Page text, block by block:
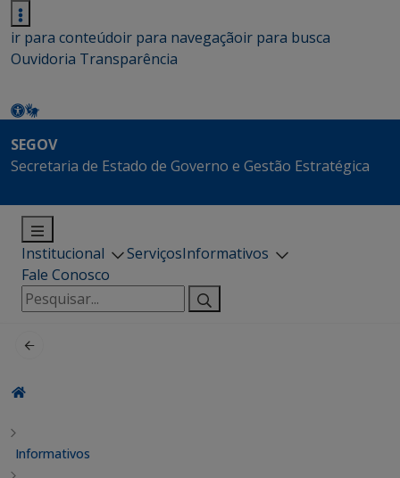
ir para conteúdoir para navegaçãoir para busca
Ouvidoria Transparência
SEGOV
Secretaria de Estado de Governo e Gestão Estratégica
Institucional ServiçosInformativos
Fale Conosco
Pesquisar
por:
Informativos